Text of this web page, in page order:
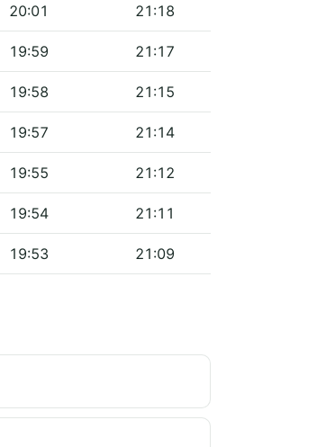
20:01 21:18
19:59 21:17
19:58 21:15
19:57 21:14
19:55 21:12
19:54 21:11
19:53 21:09